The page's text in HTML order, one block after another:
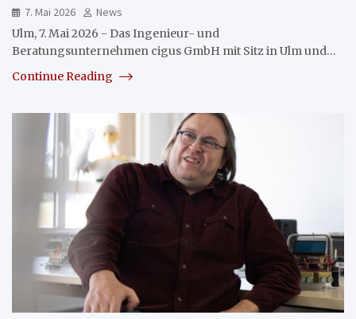
7. Mai 2026
News
Ulm, 7. Mai 2026 - Das Ingenieur- und
Beratungsunternehmen cigus GmbH mit Sitz in Ulm und…
Continue Reading